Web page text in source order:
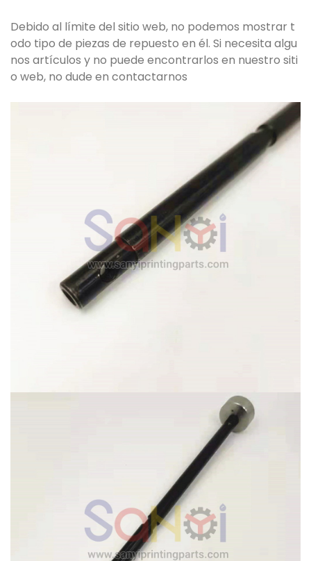
Debido al límite del sitio web, no podemos mostrar t
odo tipo de piezas de repuesto en él. Si necesita algu
nos artículos y no puede encontrarlos en nuestro siti
o web, no dude en contactarnos